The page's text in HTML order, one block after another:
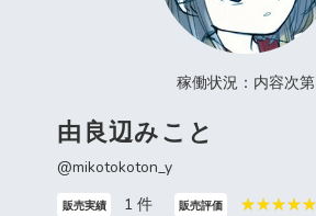
稼働状況：内容次第
由良辺みこと
@mikotokoton_y
販売実績 1 件 販売評価